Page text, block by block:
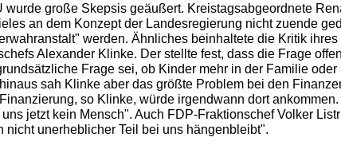
wurde große Skepsis geäußert. Kreistagsabgeordnete
an dem Konzept der Landesregierung nicht zuende
werden. Ähnliches beinhaltete die Kritik ihres
Alexander Klinke. Der stellte fest, dass die Frage
Frage sei, ob Kinder mehr in der Familie oder
sah Klinke aber das größte Problem bei den
so Klinke, würde irgendwann dort
jetzt kein Mensch". Auch FDP-Fraktionschef Volker
nicht unerheblicher Teil bei uns hängenbleibt".